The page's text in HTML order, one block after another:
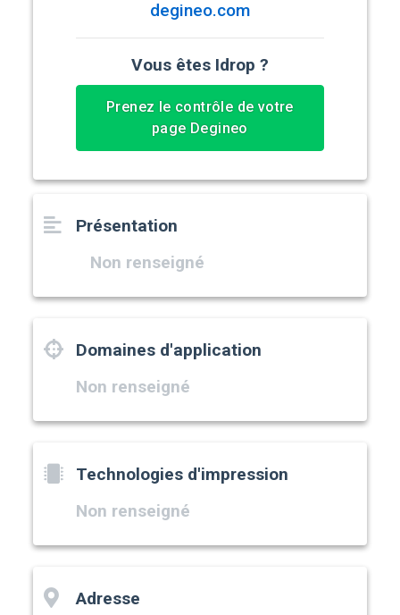
Présentation
Non renseigné
Domaines d'application
Non renseigné
Technologies d'impression
Non renseigné
Adresse
degineo.com
Vous êtes Idrop ?
Prenez le contrôle de votre
page Degineo